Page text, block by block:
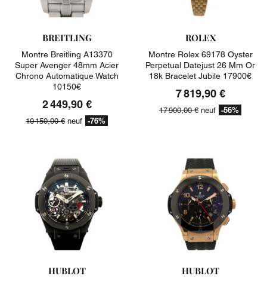
BREITLING
Montre Breitling A13370
Super Avenger 48mm Acier
Chrono Automatique Watch
10150€
2 449,90 €
10 150,00 € neuf -76%
ROLEX
Montre Rolex 69178 Oyster
Perpetual Datejust 26 Mm Or
18k Bracelet Jubile 17900€
7 819,90 €
17 900,00 € neuf -56%
HUBLOT HUBLOT